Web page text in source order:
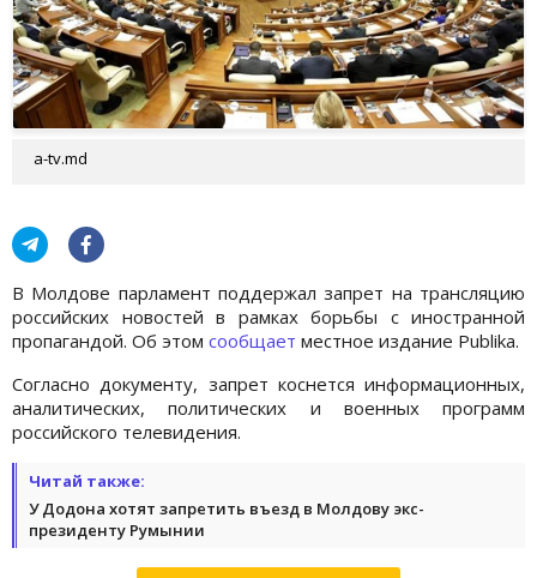
a-tv.md
В Молдове парламент поддержал запрет на трансляцию
российских новостей в рамках борьбы с иностранной
пропагандой. Об этом сообщает местное издание Рublika.
Согласно документу, запрет коснется информационных,
аналитических, политических и военных программ
российского телевидения.
Читай также:
У Додона хотят запретить въезд в Молдову экс-
президенту Румынии